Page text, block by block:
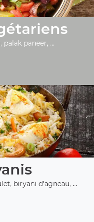
paneer, ...
biryani d'agneau, ...